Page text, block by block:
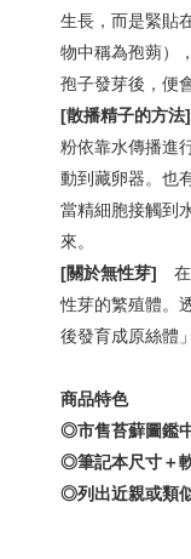
生長，而是緊貼
物中稱為孢蒴）
孢子發芽後，便
[散播精子的方
粉依靠水傳播進
動到藏卵器。也
當精細胞接觸到
來。
[關於無性芽]
性芽的繁殖體。
後發育成原絲體
商品特色
◎市售苔蘚圖鑑
◎筆記本尺寸＋
◎列出近親或類